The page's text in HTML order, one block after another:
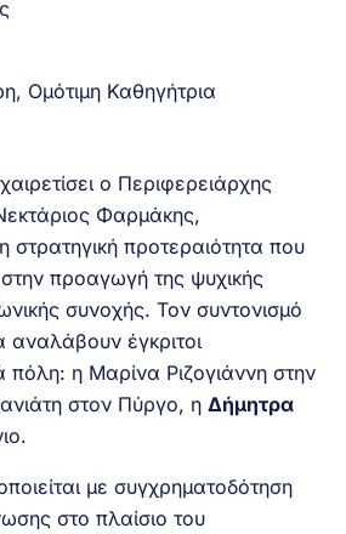
Ομότιμη Καθηγήτρια
ο Περιφερειάρχης
Φαρμάκης,
στρατηγική προτεραιότητα που
στην προαγωγή της ψυχικής
συνοχής. Τον συντονισμό
έγκριτοι
πόλη: η Μαρίνα Ριζογιάννη στην
στον Πύργο, η Δήμητρα
με συγχρηματοδότηση
στο πλαίσιο του